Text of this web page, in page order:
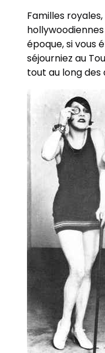
Familles
époque, si vous
séjourniez au
tout au long des